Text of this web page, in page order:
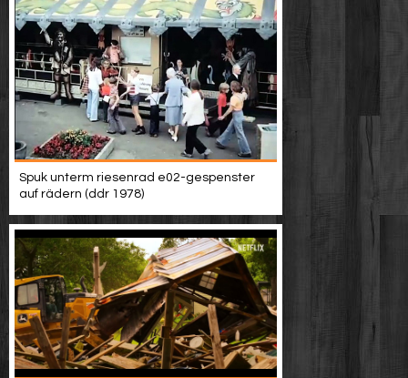
Spuk unterm riesenrad e02-gespenster
auf rädern (ddr 1978)